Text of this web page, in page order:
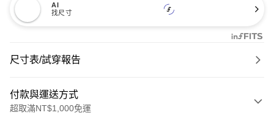
AI
找尺寸
尺寸表/試穿報告
付款與運送方式
超取滿NT$1,000免運